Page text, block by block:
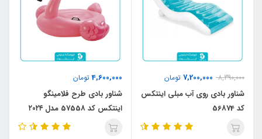
8,390,000
7,200,000 تومان
شناور بادی روی آب مبلی اینتکس
کد 56874
4,600,000تومان
شناور بادی طرح فلامینگو
اینتکس کد 57558 مدل ۲۰۲۴